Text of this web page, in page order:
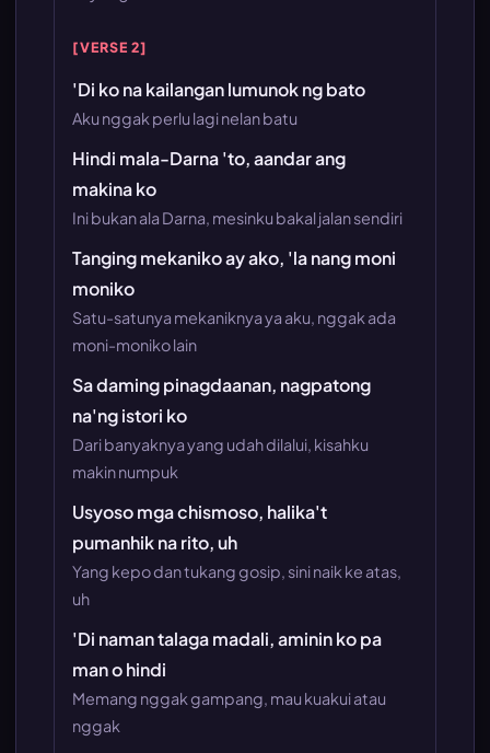
[VERSE 2]
'Di ko na kailangan lumunok ng bato
Aku nggak perlu lagi nelan batu
Hindi mala-Darna 'to, aandar ang
makina ko
Ini bukan ala Darna, mesinku bakal jalan sendiri
Tanging mekaniko ay ako, 'la nang moni
moniko
Satu-satunya mekaniknya ya aku, nggak ada
moni-moniko lain
Sa daming pinagdaanan, nagpatong
na'ng istori ko
Dari banyaknya yang udah dilalui, kisahku
makin numpuk
Usyoso mga chismoso, halika't
pumanhik na rito, uh
Yang kepo dan tukang gosip, sini naik ke atas,
uh
'Di naman talaga madali, aminin ko pa
man o hindi
Memang nggak gampang, mau kuakui atau
nggak